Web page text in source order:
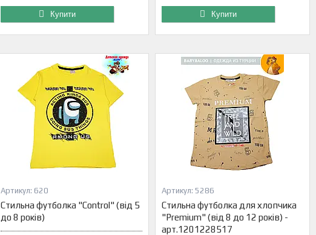
Купити Купити
620
Стильна футболка "Control" (від 5
до 8 років)
5286
Стильна футболка для хлопчика
"Premium" (від 8 до 12 років) -
арт.1201228517